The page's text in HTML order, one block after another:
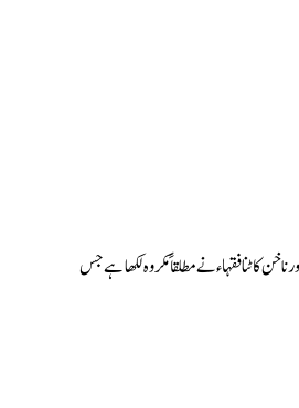
کاٹنا فقہاء نے مطلقاً مکروہ لکھا ہے جس